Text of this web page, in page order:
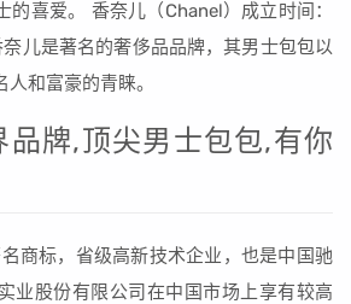
的喜爱。 香奈儿（Chanel）成立时间：
儿是著名的奢侈品品牌，其男士包包以
和富豪的青睐。
品牌,顶尖男士包包,有你
商标，省级高新技术企业，也是中国驰
业股份有限公司在中国市场上享有较高